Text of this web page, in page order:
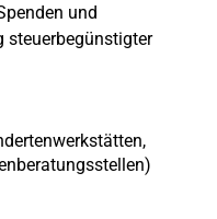
und
steuerbegünstigter